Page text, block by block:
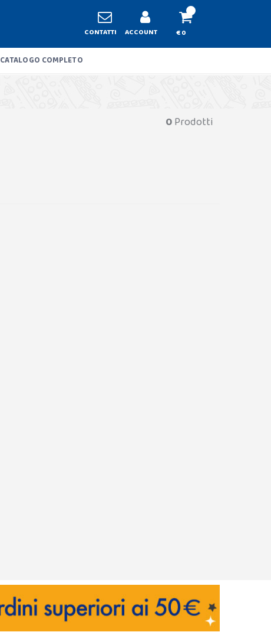
CONTATTI ACCOUNT € 0
CATALOGO COMPLETO
0Prodotti